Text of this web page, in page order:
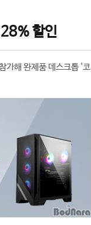
할인
가해 완제품 데스크톱 '코